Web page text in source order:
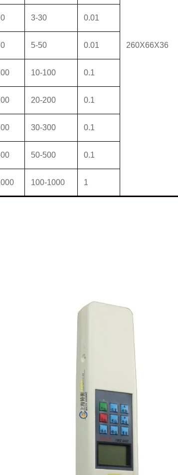
260X66X36
3-30 0.01
5-50 0.01
10-100 0.1
20-200 0.1
30-300 0.1
50-500 0.1
100-1000 1